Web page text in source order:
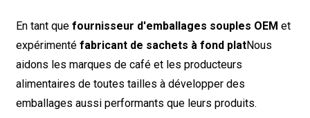
En tant que fournisseur d'emballages souples OEM et
expérimenté fabricant de sachets à fond platNous
aidons les marques de café et les producteurs
alimentaires de toutes tailles à développer des
emballages aussi performants que leurs produits.